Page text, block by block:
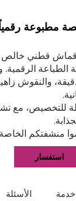
مطبوعة رقمياً
الطباعة
والنقوش
للتخصيص، مع
منشفتكم
استفسار
خدمة الأسئلة